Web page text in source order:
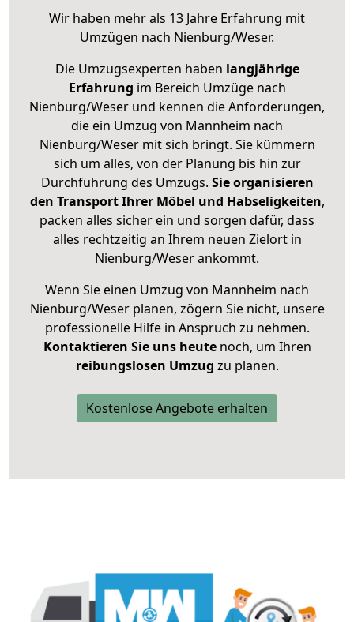
Wir haben mehr als 13 Jahre Erfahrung mit
Umzügen nach Nienburg/Weser.
Die Umzugsexperten haben langjährige
Erfahrung im Bereich Umzüge nach
Nienburg/Weser und kennen die Anforderungen,
die ein Umzug von Mannheim nach
Nienburg/Weser mit sich bringt. Sie kümmern
sich um alles, von der Planung bis hin zur
Durchführung des Umzugs. Sie organisieren
den Transport Ihrer Möbel und Habseligkeiten,
packen alles sicher ein und sorgen dafür, dass
alles rechtzeitig an Ihrem neuen Zielort in
Nienburg/Weser ankommt.
Wenn Sie einen Umzug von Mannheim nach
Nienburg/Weser planen, zögern Sie nicht, unsere
professionelle Hilfe in Anspruch zu nehmen.
Kontaktieren Sie uns heutenoch, um Ihren
reibungslosen Umzug zu planen.
Kostenlose Angebote erhalten